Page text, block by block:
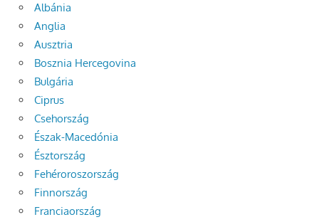
Albánia
Anglia
Ausztria
Bosznia Hercegovina
Bulgária
Ciprus
Csehország
Észak-Macedónia
Észtország
Fehéroroszország
Finnország
Franciaország